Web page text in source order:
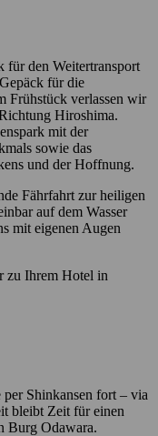
für den Weitertransport
für die
Frühstück verlassen wir
Hiroshima.
mit der
sowie das
und der Hoffnung.
Fährfahrt zur heiligen
auf dem Wasser
mit eigenen Augen
zu Ihrem Hotel in
Shinkansen fort – via
bleibt Zeit für einen
Burg Odawara.